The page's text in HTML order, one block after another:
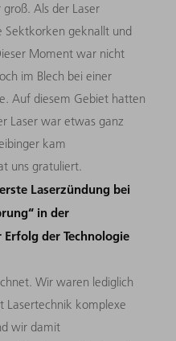
Als der Laser
Sektkorken geknallt und
Moment war nicht
im Blech bei einer
Auf diesem Gebiet hatten
Laser war etwas ganz
kam
uns gratuliert.
Laserzündung bei
in der
der Technologie
Wir waren lediglich
Lasertechnik komplexe
wir damit